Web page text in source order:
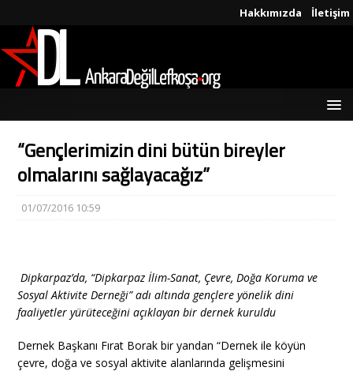
Hakkımızda İletişim
“Gençlerimizin dini bütün bireyler
olmalarını sağlayacağız”
01/07/2016 10:59
Dipkarpaz’da, “Dipkarpaz İlim-Sanat, Çevre, Doğa Koruma ve
Sosyal Aktivite Derneği” adı altında gençlere yönelik dini
faaliyetler yürüteceğini açıklayan bir dernek kuruldu
Dernek Başkanı Fırat Borak bir yandan “Dernek ile köyün
çevre, doğa ve sosyal aktivite alanlarında gelişmesini